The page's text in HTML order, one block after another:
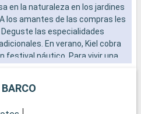
en la naturaleza en los jardines
los amantes de las compras les
las especialidades
En verano, Kiel cobra
festival náutico. Para vivir una